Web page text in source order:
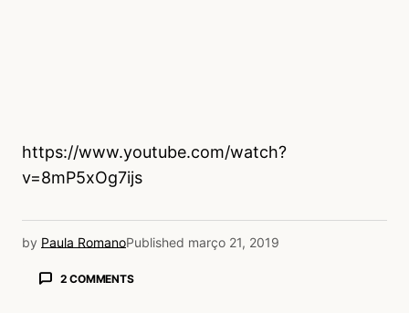
https://www.youtube.com/watch?
v=8mP5xOg7ijs
by Paula RomanoPublished março 21, 2019
2 COMMENTS